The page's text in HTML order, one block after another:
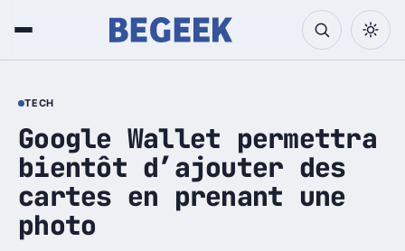
TECH
Google Wallet permettra
bientôt d’ajouter des
cartes en prenant une
photo